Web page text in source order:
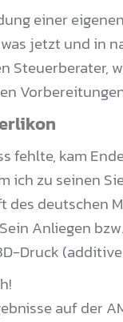
einer
jetzt und in
Steuerberater,
fehlte, kam
ich zu seinen
des deutschen
Anliegen
Druck
auf der